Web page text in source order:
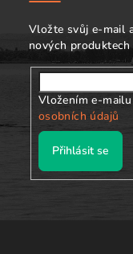
Vložte svůj e-mail
nových
Vložením e-
osobních údajů
Přihlásit se